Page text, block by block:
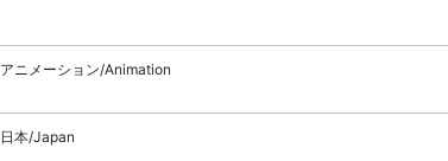
アニメーション/Animation
日本/Japan